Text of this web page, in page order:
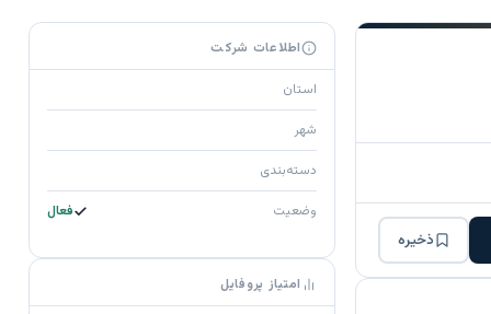
ذخیره
اطلاعات شرکت
استان
شهر
دسته‌بندی
وضعیت فعال
امتیاز پروفایل